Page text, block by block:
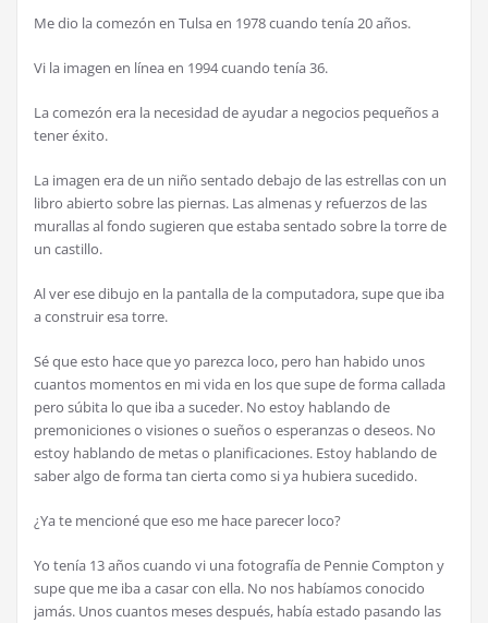
Me dio la comezón en Tulsa en 1978 cuando tenía 20 años.
Vi la imagen en línea en 1994 cuando tenía 36.
La comezón era la necesidad de ayudar a negocios pequeños a
tener éxito.
La imagen era de un niño sentado debajo de las estrellas con un
libro abierto sobre las piernas. Las almenas y refuerzos de las
murallas al fondo sugieren que estaba sentado sobre la torre de
un castillo.
Al ver ese dibujo en la pantalla de la computadora, supe que iba
a construir esa torre.
Sé que esto hace que yo parezca loco, pero han habido unos
cuantos momentos en mi vida en los que supe de forma callada
pero súbita lo que iba a suceder. No estoy hablando de
premoniciones o visiones o sueños o esperanzas o deseos. No
estoy hablando de metas o planificaciones. Estoy hablando de
saber algo de forma tan cierta como si ya hubiera sucedido.
¿Ya te mencioné que eso me hace parecer loco?
Yo tenía 13 años cuando vi una fotografía de Pennie Compton y
supe que me iba a casar con ella. No nos habíamos conocido
jamás. Unos cuantos meses después, había estado pasando las